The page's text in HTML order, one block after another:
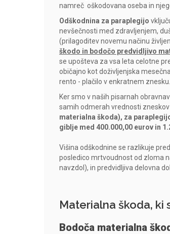
namreč oškodovana oseba in
Odškodnina za paraplegijo
nevšečnosti med zdravljenjem,
(prilagoditev novemu načinu
škodo in bodočo predvidljivo
se upošteva za vsa leta celotne
običajno kot doživljenjska
rento - plačilo v enkratnem znesku.
Ker smo v naših pisarnah
samih odmerah vrednosti
materialna škoda), za
giblje med 400.000,00 eurov in
Višina odškodnine se razlikuje
posledico mrtvoudnost od zloma
navzdol), in predvidljiva delovna
Materialna škoda, ki
Bodoča materialna